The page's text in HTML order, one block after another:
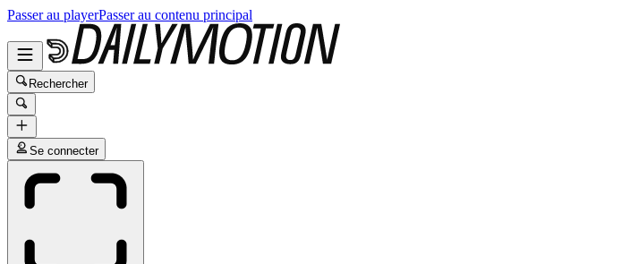
Passer au playerPasser au contenu principal
Rechercher
Se connecter